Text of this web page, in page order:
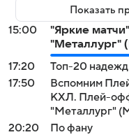
Показать
15:00
"Яркие
"Металлург"
17:20
Топ-20 надежд
17:50
Вспомним
КХЛ. Плей-
"Металлург"
20:20
По фану